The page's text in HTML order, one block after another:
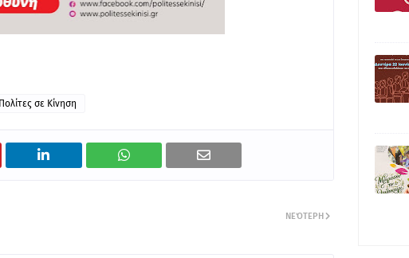
Πολίτες σε Κίνηση
ΝΕΌΤΕΡΗ